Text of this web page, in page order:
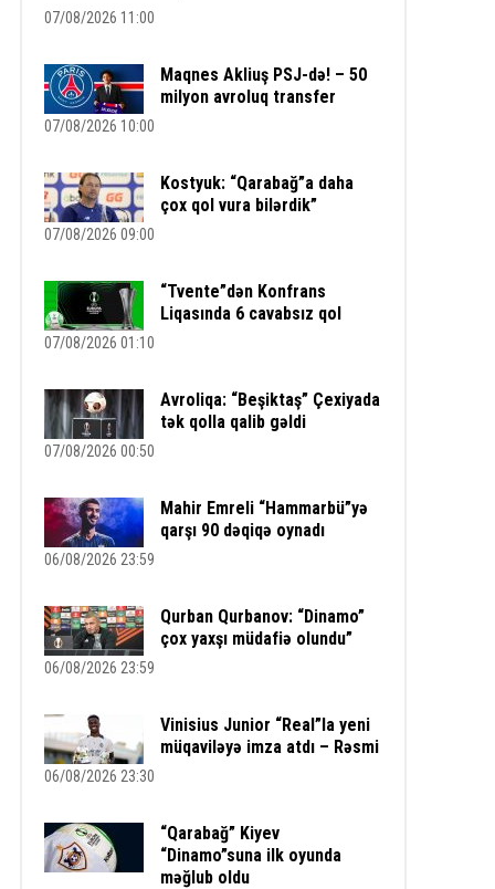
07/08/2026 11:00
Maqnes Akliuş PSJ-də! – 50
milyon avroluq transfer
07/08/2026 10:00
Kostyuk: “Qarabağ”a daha
çox qol vura bilərdik”
07/08/2026 09:00
“Tvente”dən Konfrans
Liqasında 6 cavabsız qol
07/08/2026 01:10
Avroliqa: “Beşiktaş” Çexiyada
tək qolla qalib gəldi
07/08/2026 00:50
Mahir Emreli “Hammarbü”yə
qarşı 90 dəqiqə oynadı
06/08/2026 23:59
Qurban Qurbanov: “Dinamo”
çox yaxşı müdafiə olundu”
06/08/2026 23:59
Vinisius Junior “Real”la yeni
müqaviləyə imza atdı – Rəsmi
06/08/2026 23:30
“Qarabağ” Kiyev
“Dinamo”suna ilk oyunda
məğlub oldu